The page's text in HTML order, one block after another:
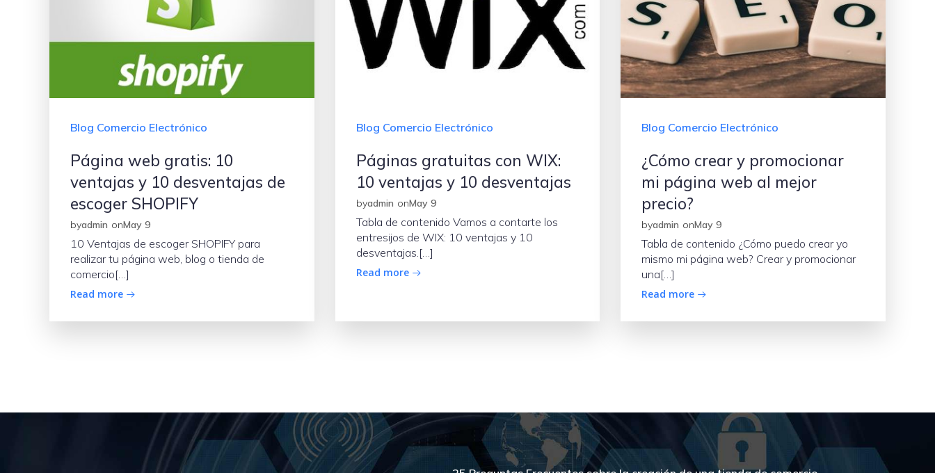
Blog Comercio Electrónico
Página web gratis: 10
ventajas y 10 desventajas de
escoger SHOPIFY
byadmin onMay 9
10 Ventajas de escoger SHOPIFY para
realizar tu página web, blog o tienda de
comercio[…]
Read more
Blog Comercio Electrónico
Páginas gratuitas con WIX:
10 ventajas y 10 desventajas
byadmin onMay 9
Tabla de contenido Vamos a contarte los
entresijos de WIX: 10 ventajas y 10
desventajas.[…]
Read more
Blog Comercio Electrónico
¿Cómo crear y promocionar
mi página web al mejor
precio?
byadmin onMay 9
Tabla de contenido ¿Cómo puedo crear yo
mismo mi página web? Crear y promocionar
una[…]
Read more